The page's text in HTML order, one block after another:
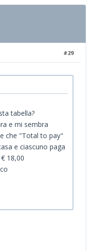
#29
tabella?
e mi sembra
che "Total to pay"
e ciascuno paga
18,00